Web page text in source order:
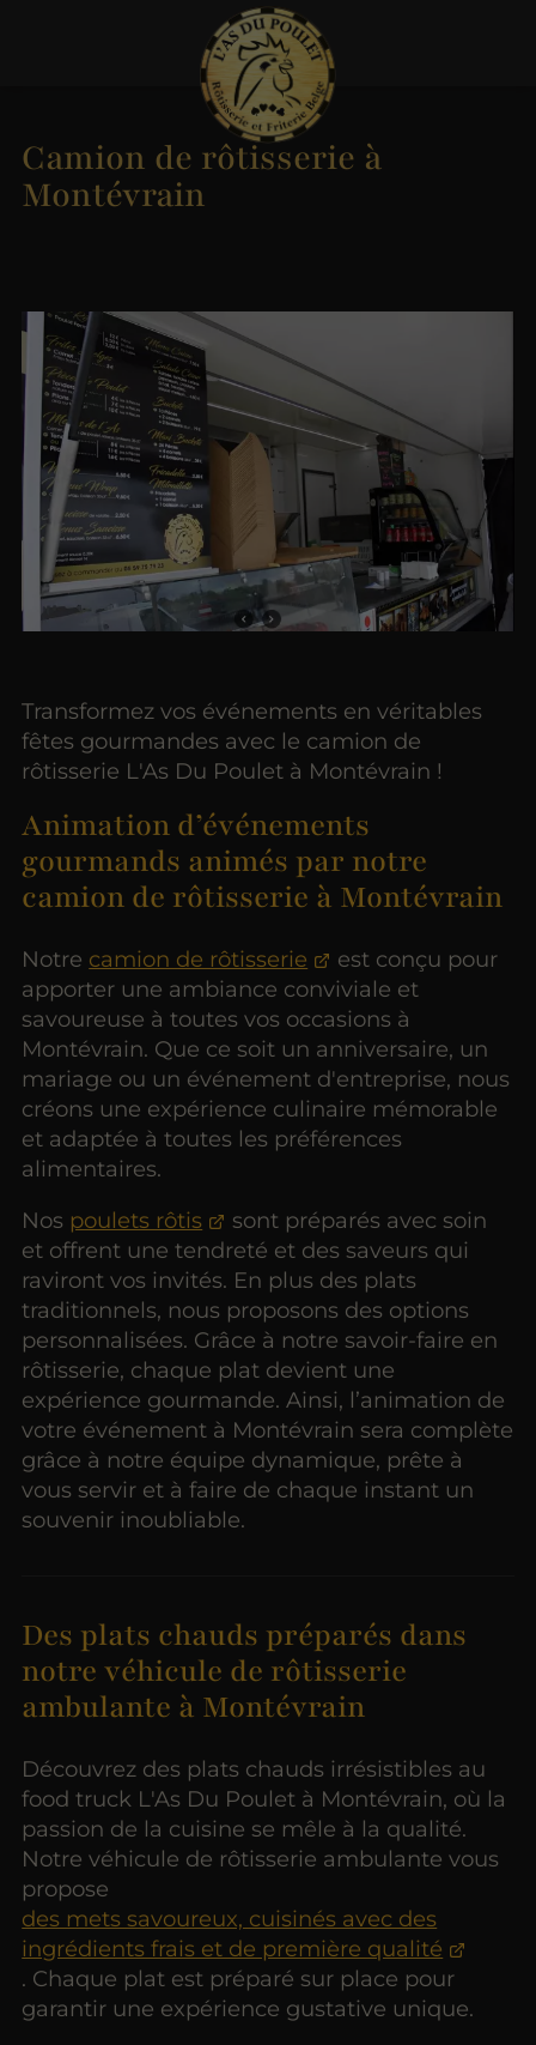
Camion de rôtisserie à
Montévrain
Transformez vos événements en véritables
fêtes gourmandes avec le camion de
rôtisserie L'As Du Poulet à Montévrain !
Animation d’événements
gourmands animés par notre
camion de rôtisserie à Montévrain
Notre camion de rôtisserie
est conçu pour
apporter une ambiance conviviale et
savoureuse à toutes vos occasions à
Montévrain. Que ce soit un anniversaire, un
mariage ou un événement d'entreprise, nous
créons une expérience culinaire mémorable
et adaptée à toutes les préférences
alimentaires.
Nos poulets rôtis
sont préparés avec soin
et offrent une tendreté et des saveurs qui
raviront vos invités. En plus des plats
traditionnels, nous proposons des options
personnalisées. Grâce à notre savoir-faire en
rôtisserie, chaque plat devient une
expérience gourmande. Ainsi, l’animation de
votre événement à Montévrain sera complète
grâce à notre équipe dynamique, prête à
vous servir et à faire de chaque instant un
souvenir inoubliable.
Des plats chauds préparés dans
notre véhicule de rôtisserie
ambulante à Montévrain
Découvrez des plats chauds irrésistibles au
food truck L'As Du Poulet à Montévrain, où la
passion de la cuisine se mêle à la qualité.
Notre véhicule de rôtisserie ambulante vous
propose
des mets savoureux, cuisinés avec des
ingrédients frais et de première qualité
. Chaque plat est préparé sur place pour
garantir une expérience gustative unique.